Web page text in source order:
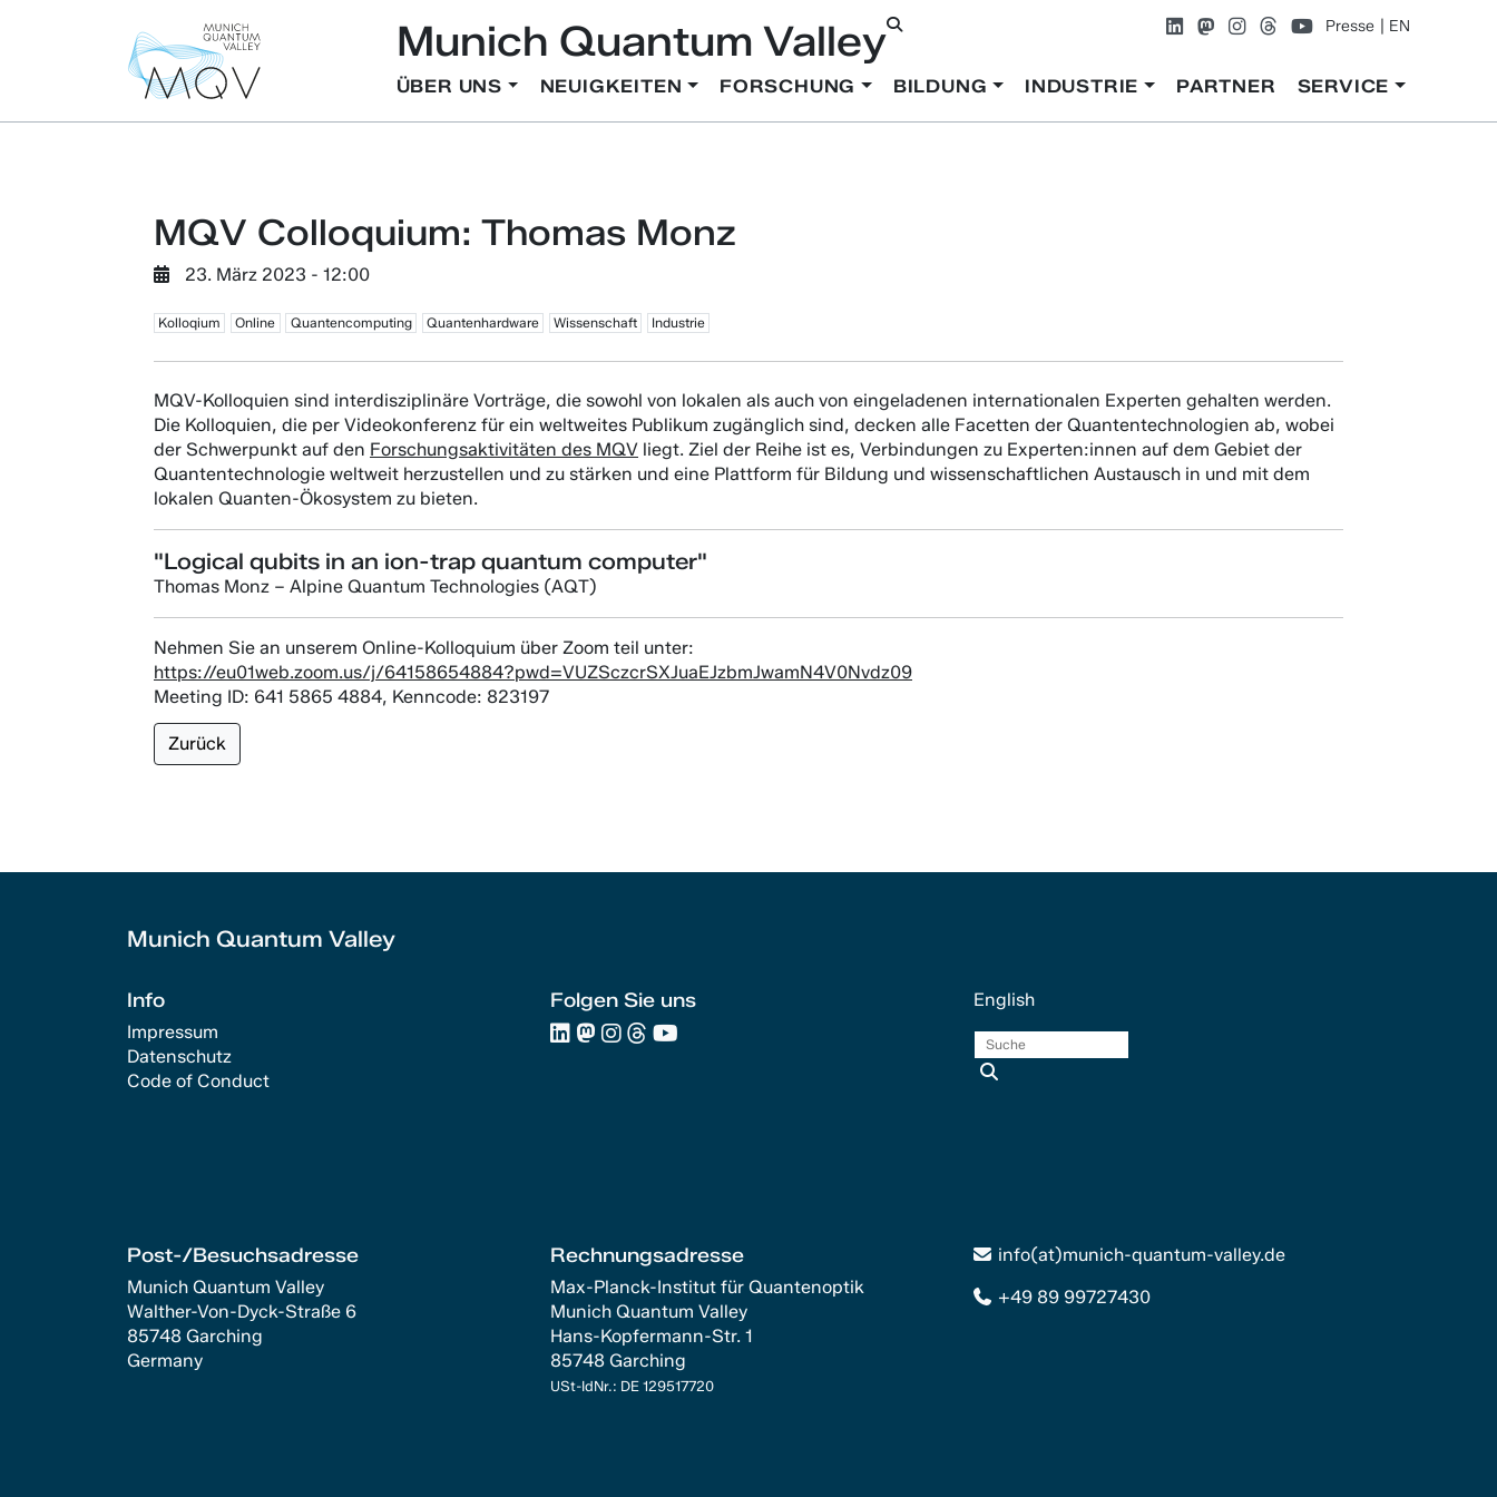
Munich Quantum Valley Presse EN
ÜBER UNS NEUIGKEITEN FORSCHUNG BILDUNG INDUSTRIE PARTNER SERVICE
MQV Colloquium: Thomas Monz
23. März 2023 - 12:00
Kolloqium Online Quantencomputing Quantenhardware Wissenschaft Industrie
MQV-Kolloquien sind interdisziplinäre Vorträge, die sowohl von lokalen als auch von eingeladenen internationalen Experten gehalten werden.
Die Kolloquien, die per Videokonferenz für ein weltweites Publikum zugänglich sind, decken alle Facetten der Quantentechnologien ab, wobei
der Schwerpunkt auf den Forschungsaktivitäten des MQV liegt. Ziel der Reihe ist es, Verbindungen zu Experten:innen auf dem Gebiet der
Quantentechnologie weltweit herzustellen und zu stärken und eine Plattform für Bildung und wissenschaftlichen Austausch in und mit dem
lokalen Quanten-Ökosystem zu bieten.
"Logical qubits in an ion-trap quantum computer"
Thomas Monz – Alpine Quantum Technologies (AQT)
Nehmen Sie an unserem Online-Kolloquium über Zoom teil unter:
https://eu01web.zoom.us/j/64158654884?pwd=VUZSczcrSXJuaEJzbmJwamN4V0Nvdz09
Meeting ID: 641 5865 4884, Kenncode: 823197
Zurück
Munich Quantum Valley
Info
Impressum
Datenschutz
Code of Conduct
Folgen Sie uns English
Post-/Besuchsadresse
Munich Quantum Valley
Walther-Von-Dyck-Straße 6
85748 Garching
Germany
Rechnungsadresse
Max-Planck-Institut für Quantenoptik
Munich Quantum Valley
Hans-Kopfermann-Str. 1
85748 Garching
USt-IdNr.: DE 129517720
info(at)munich-quantum-valley.de
+49 89 99727430